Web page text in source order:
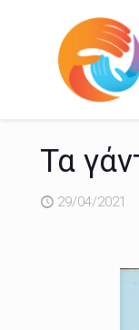
Τα
29/04/2021